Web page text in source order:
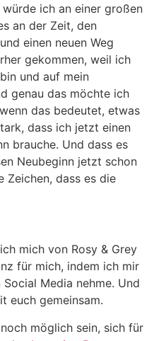
ich an einer großen
an der Zeit, den
einen neuen Weg
gekommen, weil ich
und auf mein
genau das möchte ich
das bedeutet, etwas
dass ich jetzt einen
brauche. Und dass es
Neubeginn jetzt schon
Zeichen, dass es die
mich von Rosy & Grey
für mich, indem ich mir
Media nehme. Und
euch gemeinsam.
möglich sein, sich für